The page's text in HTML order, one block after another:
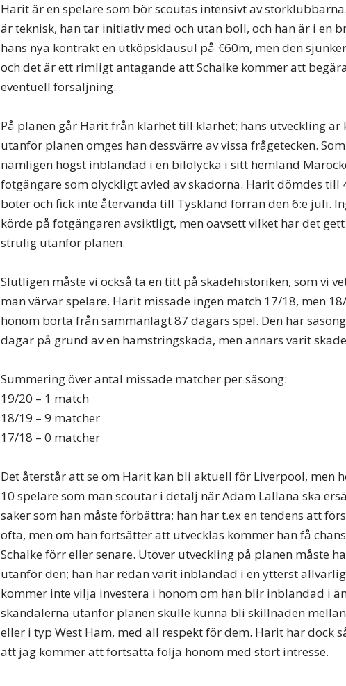
Harit är en spelare som bör scoutas intensivt av
är teknisk, han tar initiativ med och utan boll, och han är i en
hans nya kontrakt en utköpsklausul på €60m, men den
och det är ett rimligt antagande att Schalke kommer att
eventuell försäljning.
På planen går Harit från klarhet till klarhet; hans utveckling
utanför planen omges han dessvärre av vissa frågetecken.
nämligen högst inblandad i en bilolycka i sitt hemland
fotgängare som olyckligt avled av skadorna. Harit dömdes
böter och fick inte återvända till Tyskland förrän den 6:e juli.
körde på fotgängaren avsiktligt, men oavsett vilket har det
strulig utanför planen.
Slutligen måste vi också ta en titt på skadehistoriken, som vi
man värvar spelare. Harit missade ingen match 17/18, men
honom borta från sammanlagt 87 dagars spel. Den här
dagar på grund av en hamstringskada, men annars varit
Summering över antal missade matcher per säsong:
19/20 – 1 match
18/19 – 9 matcher
17/18 – 0 matcher
Det återstår att se om Harit kan bli aktuell för Liverpool, men
10 spelare som man scoutar i detalj när Adam Lallana ska
saker som han måste förbättra; han har t.ex en tendens att
ofta, men om han fortsätter att utvecklas kommer han få
Schalke förr eller senare. Utöver utveckling på planen måste
utanför den; han har redan varit inblandad i en ytterst
kommer inte vilja investera i honom om han blir inblandad i
skandalerna utanför planen skulle kunna bli skillnaden
eller i typ West Ham, med all respekt för dem. Harit har dock
att jag kommer att fortsätta följa honom med stort intresse.